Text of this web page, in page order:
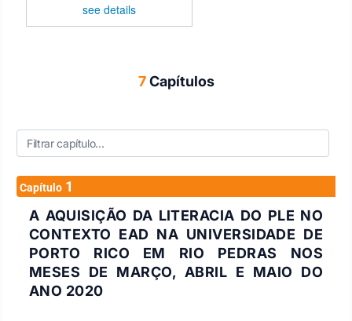
see details
7Capítulos
Capítulo 1
A AQUISIÇÃO DA LITERACIA DO PLE NO
CONTEXTO EAD NA UNIVERSIDADE DE
PORTO RICO EM RIO PEDRAS NOS
MESES DE MARÇO, ABRIL E MAIO DO
ANO 2020